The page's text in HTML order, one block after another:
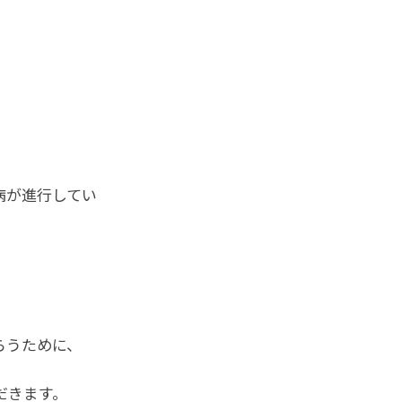
進行してい
ために、
ます。